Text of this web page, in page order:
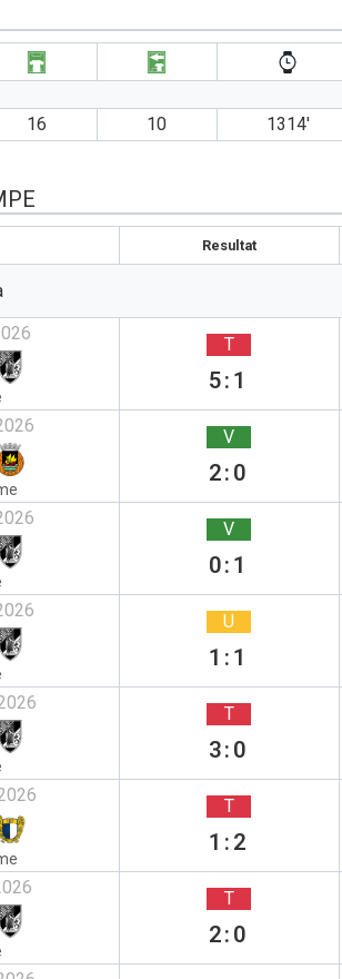
16 10 1314′
Resultat
T
5:1
V
2:0
V
0:1
U
1:1
T
3:0
T
1:2
T
2:0